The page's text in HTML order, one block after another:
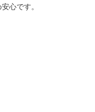
心です。